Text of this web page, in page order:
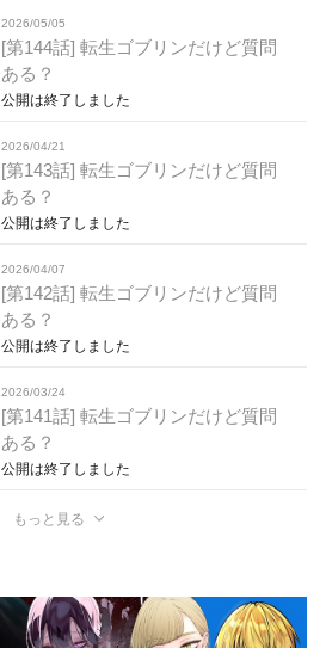
2026/05/05
[第144話] 転生ゴブリンだけど質問
ある？
公開は終了しました
2026/04/21
[第143話] 転生ゴブリンだけど質問
ある？
公開は終了しました
2026/04/07
[第142話] 転生ゴブリンだけど質問
ある？
公開は終了しました
2026/03/24
[第141話] 転生ゴブリンだけど質問
ある？
公開は終了しました
もっと見る